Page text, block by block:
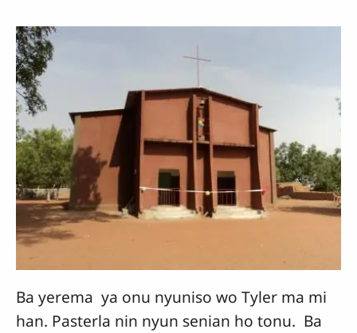
Ba yerema ya onu nyuniso wo Tyler ma mi
han. Pasterla nin nyun senian ho tonu. Ba